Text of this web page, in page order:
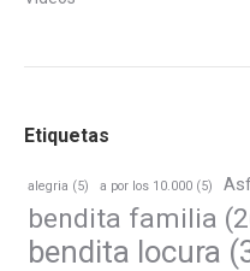
Etiquetas
alegria (5) a por los 10.000 (5)
bendita familia
bendita locura